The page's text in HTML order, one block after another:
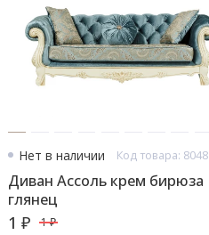
Нет в наличии Код товара: 8048
Диван Ассоль крем бирюза
глянец
1 ₽ 1 ₽